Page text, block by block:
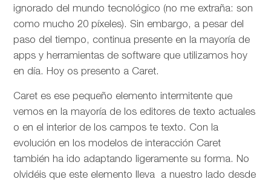
ignorado del mundo tecnológico (no me extraña: son
como mucho 20 píxeles). Sin embargo, a pesar del
paso del tiempo, continua presente en la mayoría de
apps y herramientas de software que utilizamos hoy
en día. Hoy os presento a Caret.
Caret es ese pequeño elemento intermitente que
vemos en la mayoría de los editores de texto actuales
o en el interior de los campos te texto. Con la
evolución en los modelos de interacción Caret
también ha ido adaptando ligeramente su forma. No
olvidéis que este elemento lleva a nuestro lado desde